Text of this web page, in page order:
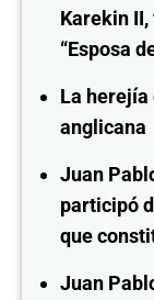
Karekin II,
“Esposa
La herejía
anglicana
Juan
participó
que
Juan